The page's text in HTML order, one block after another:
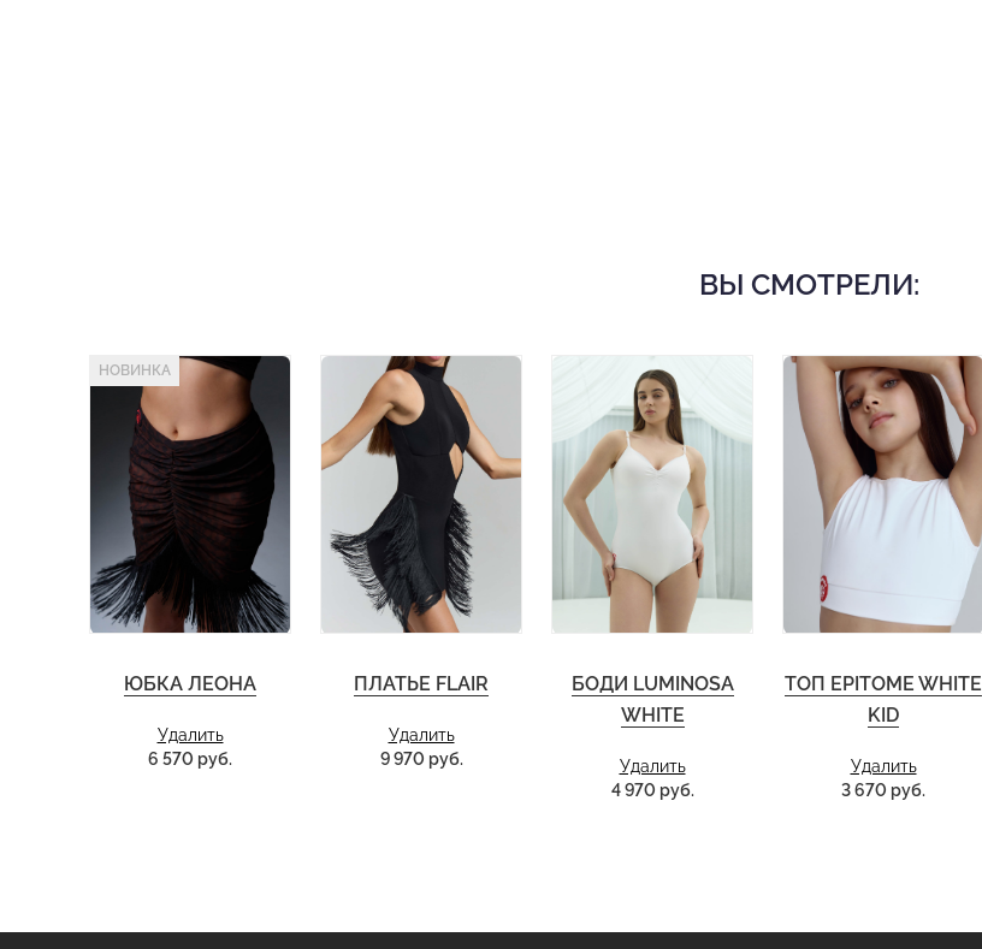
ВЫ СМОТРЕЛИ:
НОВИНКА
ЮБКА ЛЕОНА
Удалить
6 570 руб.
ПЛАТЬЕ FLAIR
Удалить
9 970 руб.
БОДИ LUMINOSA
WHITE
Удалить
4 970 руб.
ТОП EPITOME WHITE
KID
Удалить
3 670 руб.